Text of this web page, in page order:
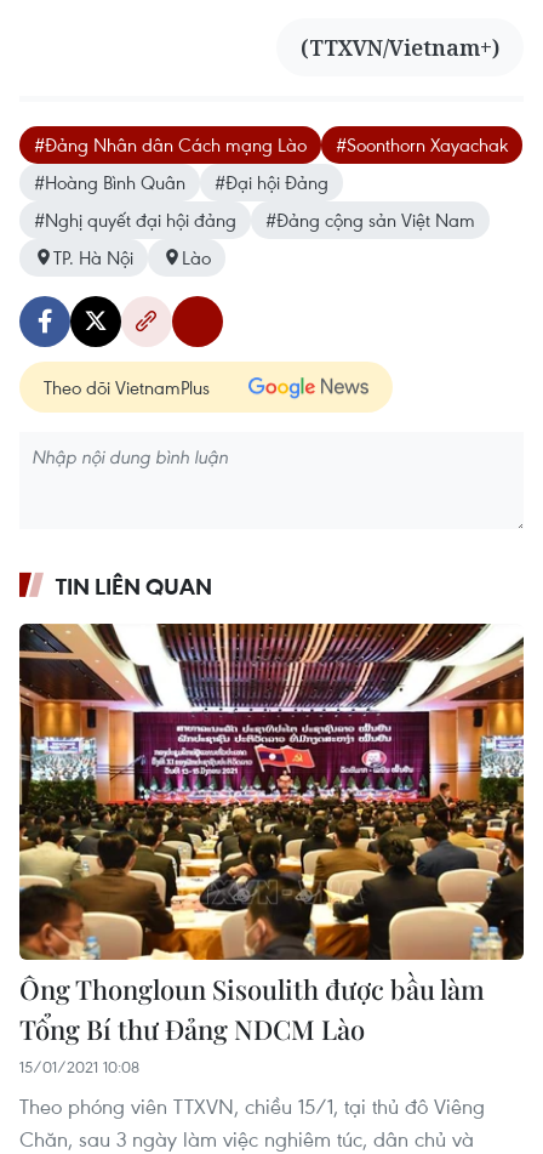
(TTXVN/Vietnam+)
#Đảng Nhân dân Cách mạng Lào
#Soonthorn Xayachak
#Hoàng Bình Quân
#Đại hội Đảng
#Nghị quyết đại hội đảng
#Đảng cộng sản Việt Nam
TP. Hà Nội
Lào
Theo dõi VietnamPlus
TIN LIÊN QUAN
Ông Thongloun Sisoulith được bầu làm
Tổng Bí thư Đảng NDCM Lào
15/01/2021 10:08
Theo phóng viên TTXVN, chiều 15/1, tại thủ đô Viêng
Chăn, sau 3 ngày làm việc nghiêm túc, dân chủ và